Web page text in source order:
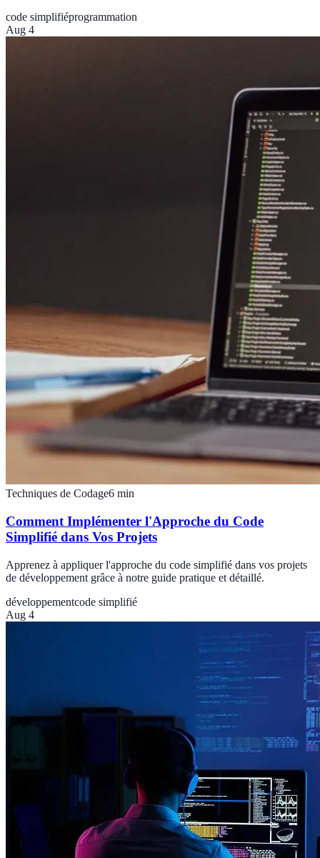
code simplifiéprogrammation
Aug 4
Techniques de Codage6 min
Comment Implémenter l'Approche du Code
Simplifié dans Vos Projets
Apprenez à appliquer l'approche du code simplifié dans vos projets
de développement grâce à notre guide pratique et détaillé.
développementcode simplifié
Aug 4